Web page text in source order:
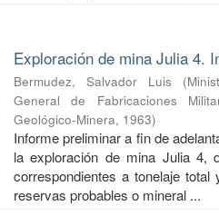
Exploración de mina Julia 4.
Bermudez, Salvador Luis (
General de Fabricaciones
Geológico-Minera, 1963)
Informe preliminar a fin de
la exploración de mina Julia 4,
correspondientes a tonelaje
reservas probables o mineral ...